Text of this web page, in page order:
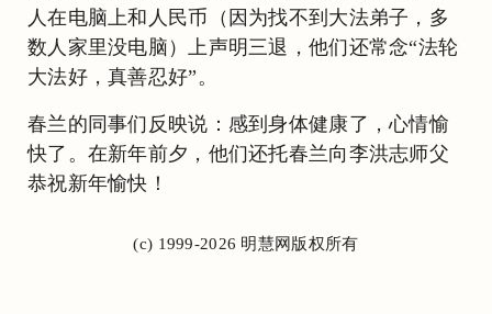
人在电脑上和人民币（因为找不到大法弟子，多
数人家里没电脑）上声明三退，他们还常念“法轮
大法好，真善忍好”。
春兰的同事们反映说：感到身体健康了，心情愉
快了。在新年前夕，他们还托春兰向李洪志师父
恭祝新年愉快！
(c) 1999-2026 明慧网版权所有